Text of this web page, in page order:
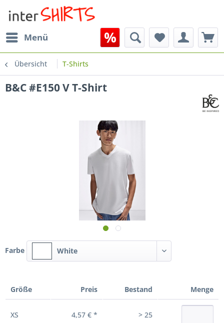
Menü
Übersicht T-Shirts
B&C #E150 V T-Shirt
Farbe White
Größe Preis Bestand Menge
XS 4,57 € * > 25